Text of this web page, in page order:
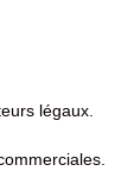
légaux.